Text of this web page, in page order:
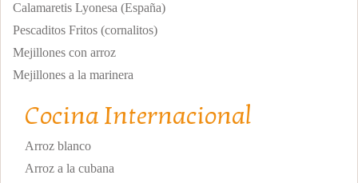
Calamaretis Lyonesa (España)
Pescaditos Fritos (cornalitos)
Mejillones con arroz
Mejillones a la marinera
Cocina Internacional
Arroz blanco
Arroz a la cubana